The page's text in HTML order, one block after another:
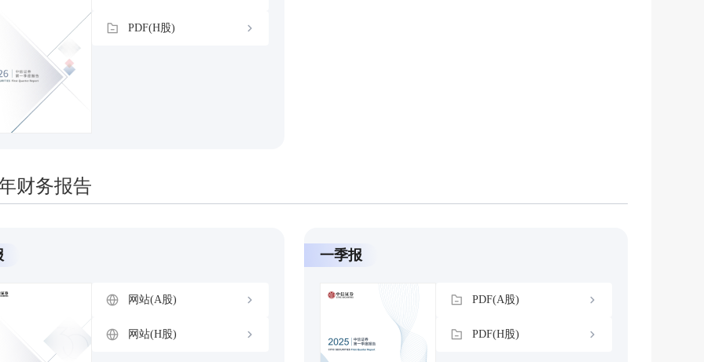
PDF(H股)
财务报告
网站(A股)
网站(H股)
一季报
PDF(A股)
PDF(H股)